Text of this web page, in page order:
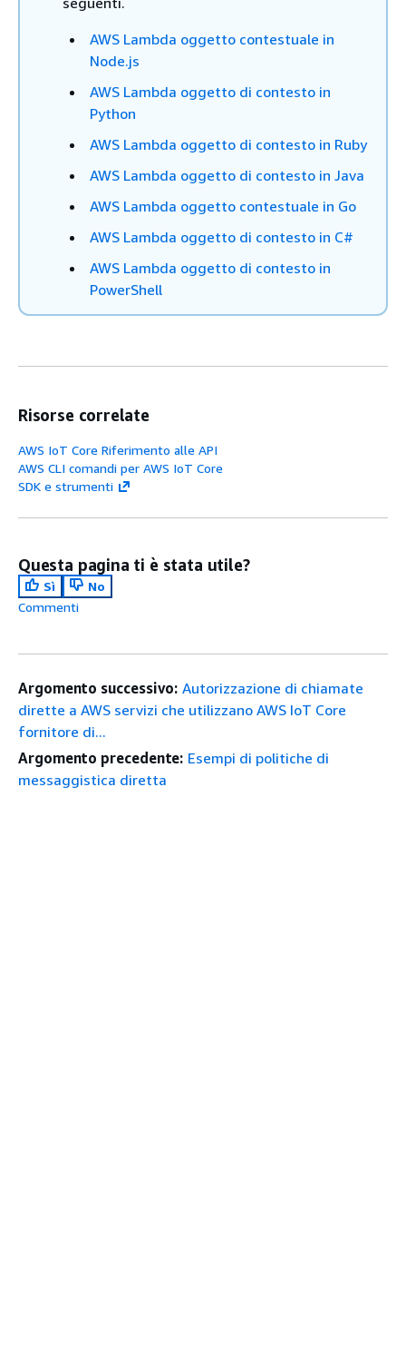
AWS Lambda oggetto contestuale in
Node.js
AWS Lambda oggetto di contesto in
Python
AWS Lambda oggetto di contesto in Ruby
AWS Lambda oggetto di contesto in Java
AWS Lambda oggetto contestuale in Go
AWS Lambda oggetto di contesto in C#
AWS Lambda oggetto di contesto in
PowerShell
Risorse correlate
AWS IoT Core Riferimento alle API
AWS CLI comandi per AWS IoT Core
SDK e strumenti
Questa pagina ti è stata utile?
Sì
No
Commenti
Argomento successivo: Autorizzazione di chiamate
dirette a AWS servizi che utilizzano AWS IoT Core
fornitore di...
Argomento precedente: Esempi di politiche di
messaggistica diretta